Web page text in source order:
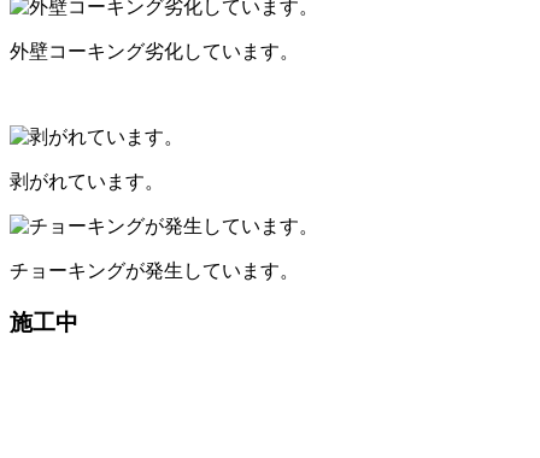
外壁コーキング劣化しています。
剥がれています。
チョーキングが発生しています。
施工中